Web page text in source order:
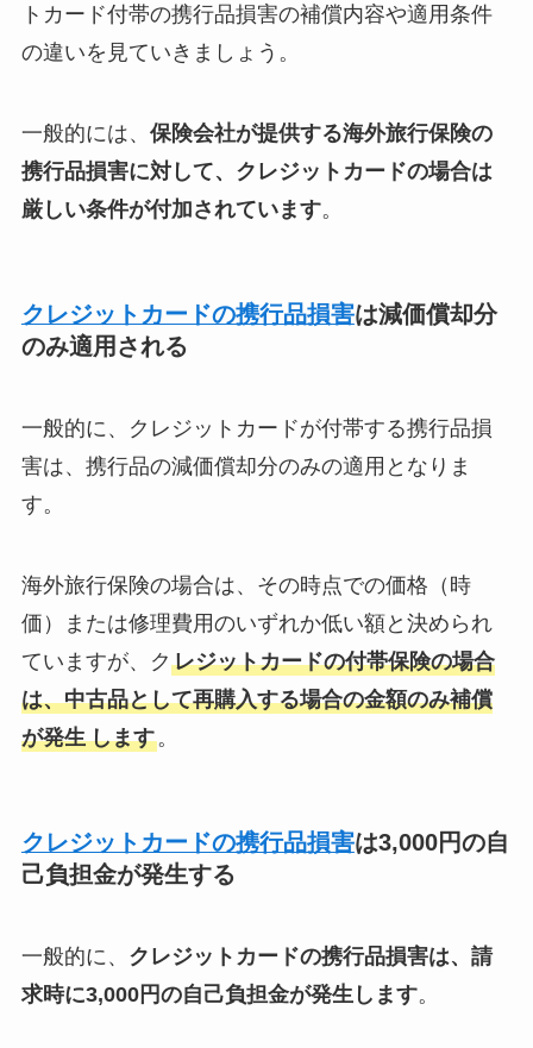
トカード付帯の携行品損害の補償内容や適用条件
の違いを見ていきましょう。
一般的には、 保険会社が提供する海外旅行保険の
携行品損害に対して、クレジットカードの場合は
厳しい条件が付加されています。
クレジットカードの携行品損害は減価償却分
のみ適用される
一般的に、クレジットカードが付帯する携行品損
害は、携行品の減価償却分のみの適用となりま
す。
海外旅行保険の場合は、その時点での価格（時
価）または修理費用のいずれか低い額と決められ
ていますが、ク レジットカードの付帯保険の場合
は、中古品として再購入する場合の金額のみ補償
が発生 します。
クレジットカードの携行品損害は3,000円の自
己負担金が発生する
一般的に、 クレジットカードの携行品損害は、請
求時に3,000円の自己負担金が発生します。